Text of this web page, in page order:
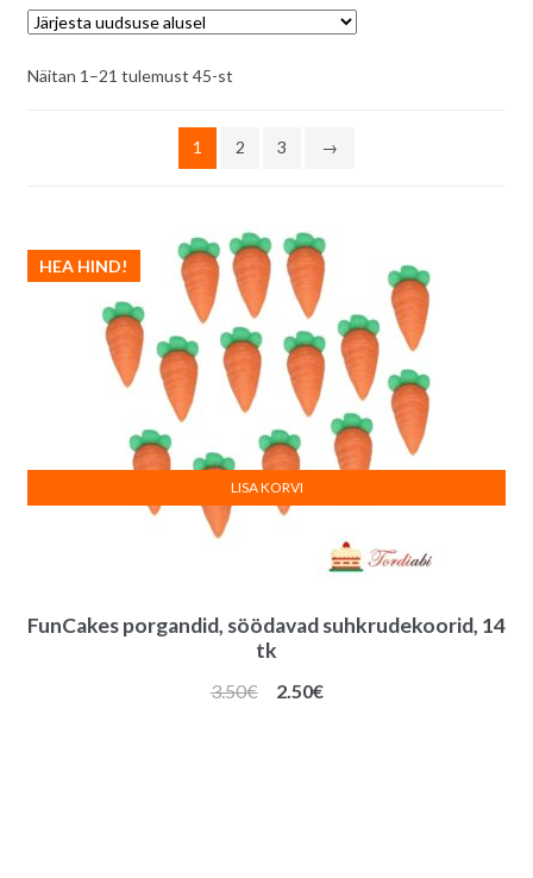
Näitan 1–21 tulemust 45-stSorditud
1
2 3 →
FunCakes porgandid, söödavad suhkrudekoorid, 14
tk
HEA HIND!
3.50€
Algne
2.50€Praegune
LISA KORVI